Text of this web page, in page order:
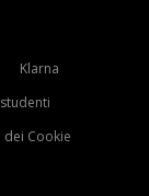
Klarna
Cookie